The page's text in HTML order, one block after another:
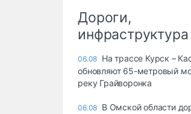
Дороги,
инфраструктура
06.08 На трассе Курск –
обновляют 65-метровый
реку Грайворонка
06.08 В Омской области